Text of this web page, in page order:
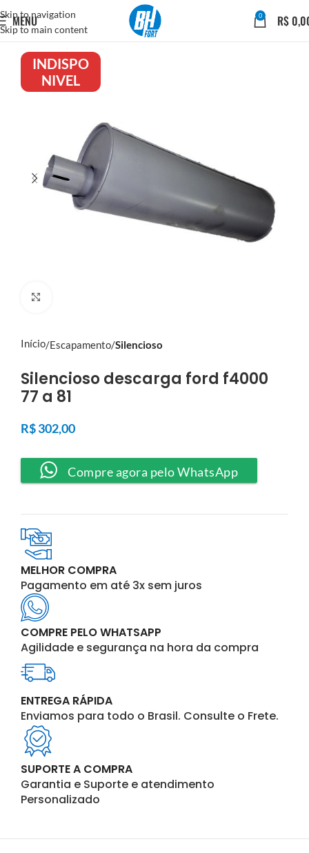
Skip to navigation
Skip to main content
MENU 0 R$
INDISPO
NIVEL
Início Escapamento Silencioso
Silencioso descarga ford f4000
77 a 81
R$302,00
Compre agora pelo WhatsApp
MELHOR COMPRA
Pagamento em até 3x sem juros
COMPRE PELO WHATSAPP
Agilidade e segurança na hora da compra
ENTREGA RÁPIDA
Enviamos para todo o Brasil. Consulte o Frete.
SUPORTE A COMPRA
Garantia e Suporte e atendimento
Personalizado